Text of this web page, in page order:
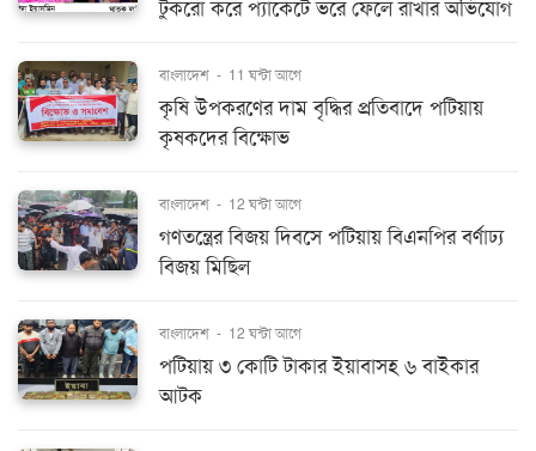
টুকরো করে প্যাকেটে ভরে ফেলে রাখার অভিযোগ
বাংলাদেশ - 11 ঘন্টা আগে
কৃষি উপকরণের দাম বৃদ্ধির প্রতিবাদে পটিয়ায়
কৃষকদের বিক্ষোভ
বাংলাদেশ - 12 ঘন্টা আগে
গণতন্ত্রের বিজয় দিবসে পটিয়ায় বিএনপির বর্ণাঢ্য
বিজয় মিছিল
বাংলাদেশ - 12 ঘন্টা আগে
পটিয়ায় ৩ কোটি টাকার ইয়াবাসহ ৬ বাইকার
আটক